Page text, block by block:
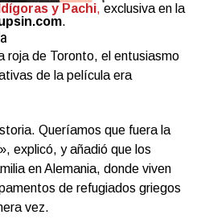
Idígoras y Pachi, exclusiva en la
.
roja de Toronto, el entusiasmo
de la película era
Queríamos que fuera la
explicó, y añadió que los
en Alemania, donde viven
de refugiados griegos
vez.